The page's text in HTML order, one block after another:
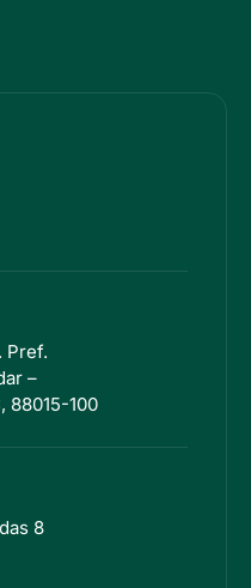
Pref.
–
88015-100
8